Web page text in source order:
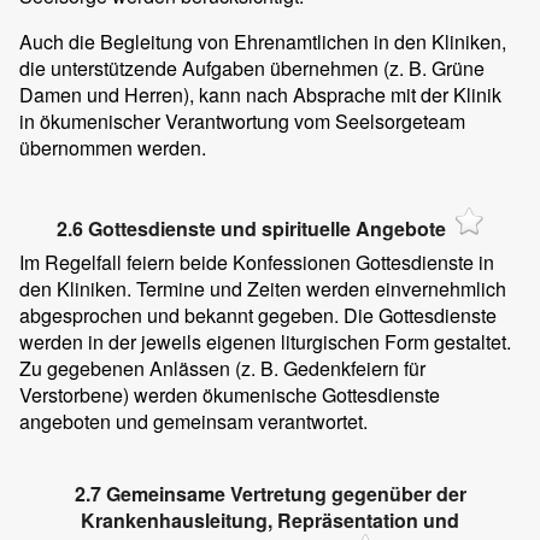
Auch die Begleitung von Ehrenamtlichen in den Kliniken,
die unterstützende Aufgaben übernehmen (z. B. Grüne
Damen und Herren), kann nach Absprache mit der Klinik
in ökumenischer Verantwortung vom Seelsorgeteam
übernommen werden.
2.6 Gottesdienste und spirituelle Angebote
Im Regelfall feiern beide Konfessionen Gottesdienste in
den Kliniken. Termine und Zeiten werden einvernehmlich
abgesprochen und bekannt gegeben. Die Gottesdienste
werden in der jeweils eigenen liturgischen Form gestaltet.
Zu gegebenen Anlässen (z. B. Gedenkfeiern für
Verstorbene) werden ökumenische Gottesdienste
angeboten und gemeinsam verantwortet.
2.7 Gemeinsame Vertretung gegenüber der
Krankenhausleitung, Repräsentation und